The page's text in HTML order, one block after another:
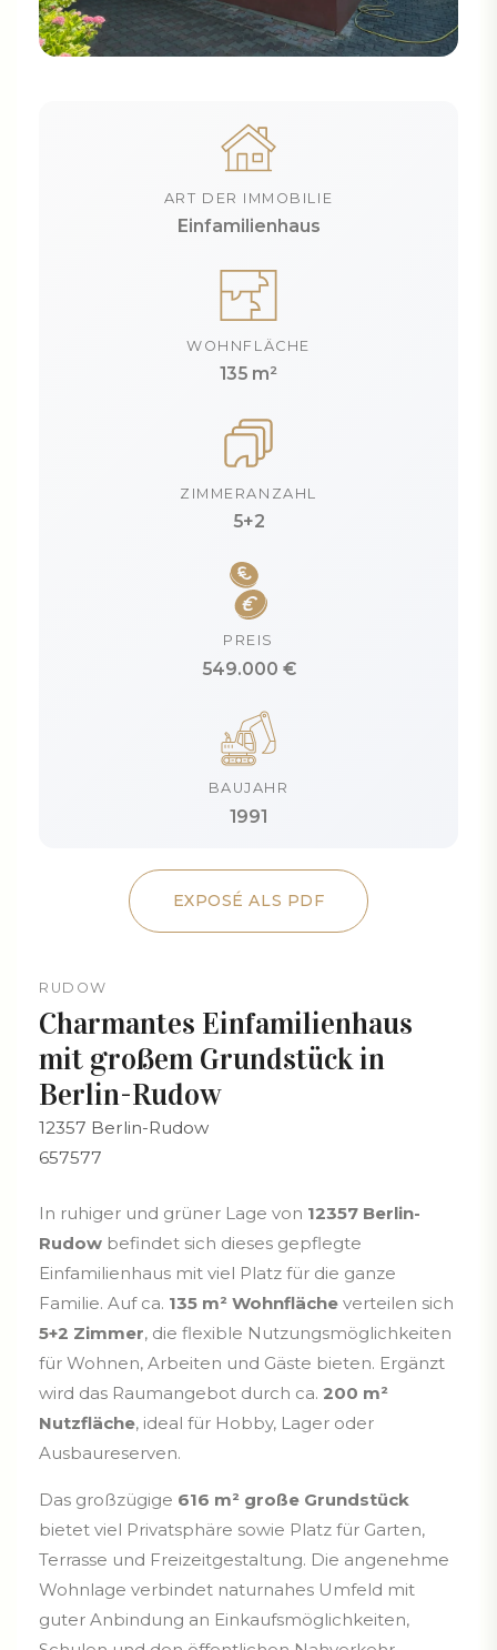
ART DER IMMOBILIE
Einfamilienhaus
WOHNFLÄCHE
135 m²
ZIMMERANZAHL
5+2
PREIS
549.000 €
BAUJAHR
1991
EXPOSÉ ALS PDF
RUDOW
Charmantes Einfamilienhaus
mit großem Grundstück in
Berlin-Rudow
12357 Berlin-Rudow
657577
In ruhiger und grüner Lage von 12357 Berlin-
Rudow befindet sich dieses gepflegte
Einfamilienhaus mit viel Platz für die ganze
Familie. Auf ca. 135 m² Wohnfläche verteilen sich
5+2 Zimmer, die flexible Nutzungsmöglichkeiten
für Wohnen, Arbeiten und Gäste bieten. Ergänzt
wird das Raumangebot durch ca. 200 m²
Nutzfläche, ideal für Hobby, Lager oder
Ausbaureserven.
Das großzügige 616 m² große Grundstück
bietet viel Privatsphäre sowie Platz für Garten,
Terrasse und Freizeitgestaltung. Die angenehme
Wohnlage verbindet naturnahes Umfeld mit
guter Anbindung an Einkaufsmöglichkeiten,